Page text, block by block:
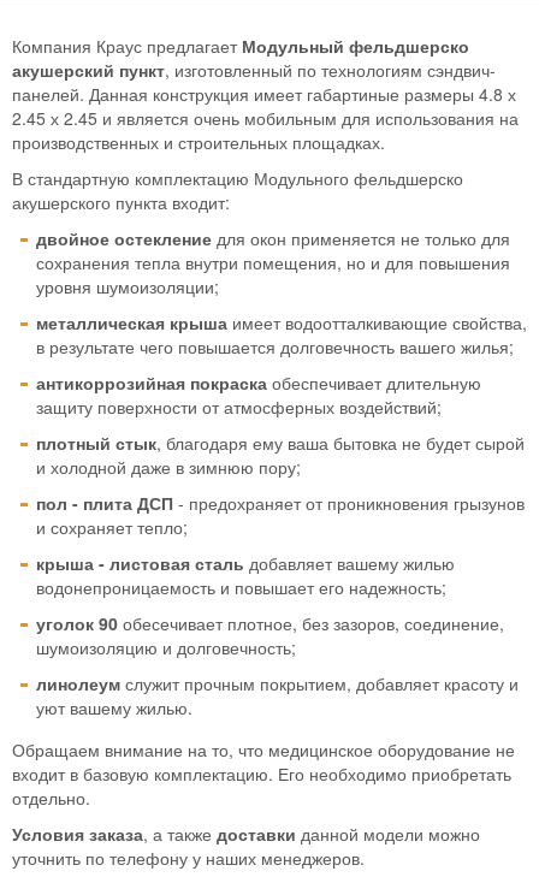
Компания Краус предлагает Модульный фельдшерско
акушерский пункт, изготовленный по технологиям сэндвич-
панелей. Данная конструкция имеет габартиные размеры 4.8 х
2.45 х 2.45 и является очень мобильным для использования на
производственных и строительных площадках.
В стандартную комплектацию Модульного фельдшерско
акушерского пункта входит:
двойное остекление для окон применяется не только для
сохранения тепла внутри помещения, но и для повышения
уровня шумоизоляции;
металлическая крыша имеет водоотталкивающие свойства,
в результате чего повышается долговечность вашего жилья;
антикоррозийная покраска обеспечивает длительную
защиту поверхности от атмосферных воздействий;
плотный стык, благодаря ему ваша бытовка не будет сырой
и холодной даже в зимнюю пору;
пол - плита ДСП - предохраняет от проникновения грызунов
и сохраняет тепло;
крыша - листовая сталь добавляет вашему жилью
водонепроницаемость и повышает его надежность;
уголок 90 обесечивает плотное, без зазоров, соединение,
шумоизоляцию и долговечность;
линолеум служит прочным покрытием, добавляет красоту и
уют вашему жилью.
Обращаем внимание на то, что медицинское оборудование не
входит в базовую комплектацию. Его необходимо приобретать
отдельно.
Условия заказа, а также доставки данной модели можно
уточнить по телефону у наших менеджеров.